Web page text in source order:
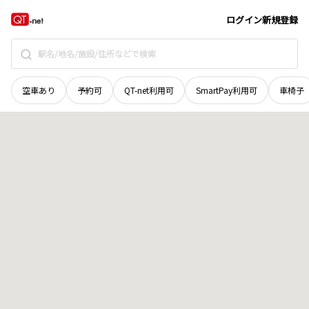
ログイン新規登録
空車あり 予約可 QT-net利用可 SmartPay利用可 車椅子
宮城県